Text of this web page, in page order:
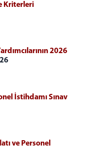
Kriterleri
2026
İstihdamı Sınav
ve Personel